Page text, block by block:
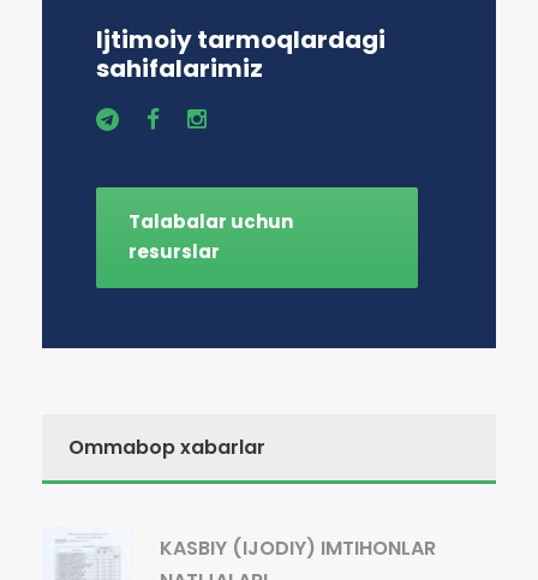
Ijtimoiy tarmoqlardagi
sahifalarimiz
Talabalar uchun
resurslar
Ommabop xabarlar
KASBIY (IJODIY) IMTIHONLAR